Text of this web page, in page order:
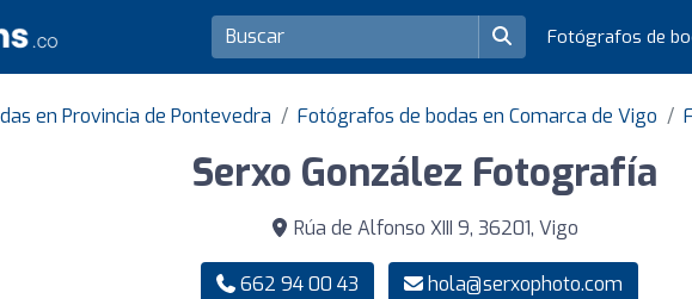
Fotógrafos de
en Provincia de Pontevedra Fotógrafos de bodas en Comarca de Vigo
Serxo González Fotografía
Rúa de Alfonso XIII 9, 36201, Vigo
662 94 00 43 hola@serxophoto.com